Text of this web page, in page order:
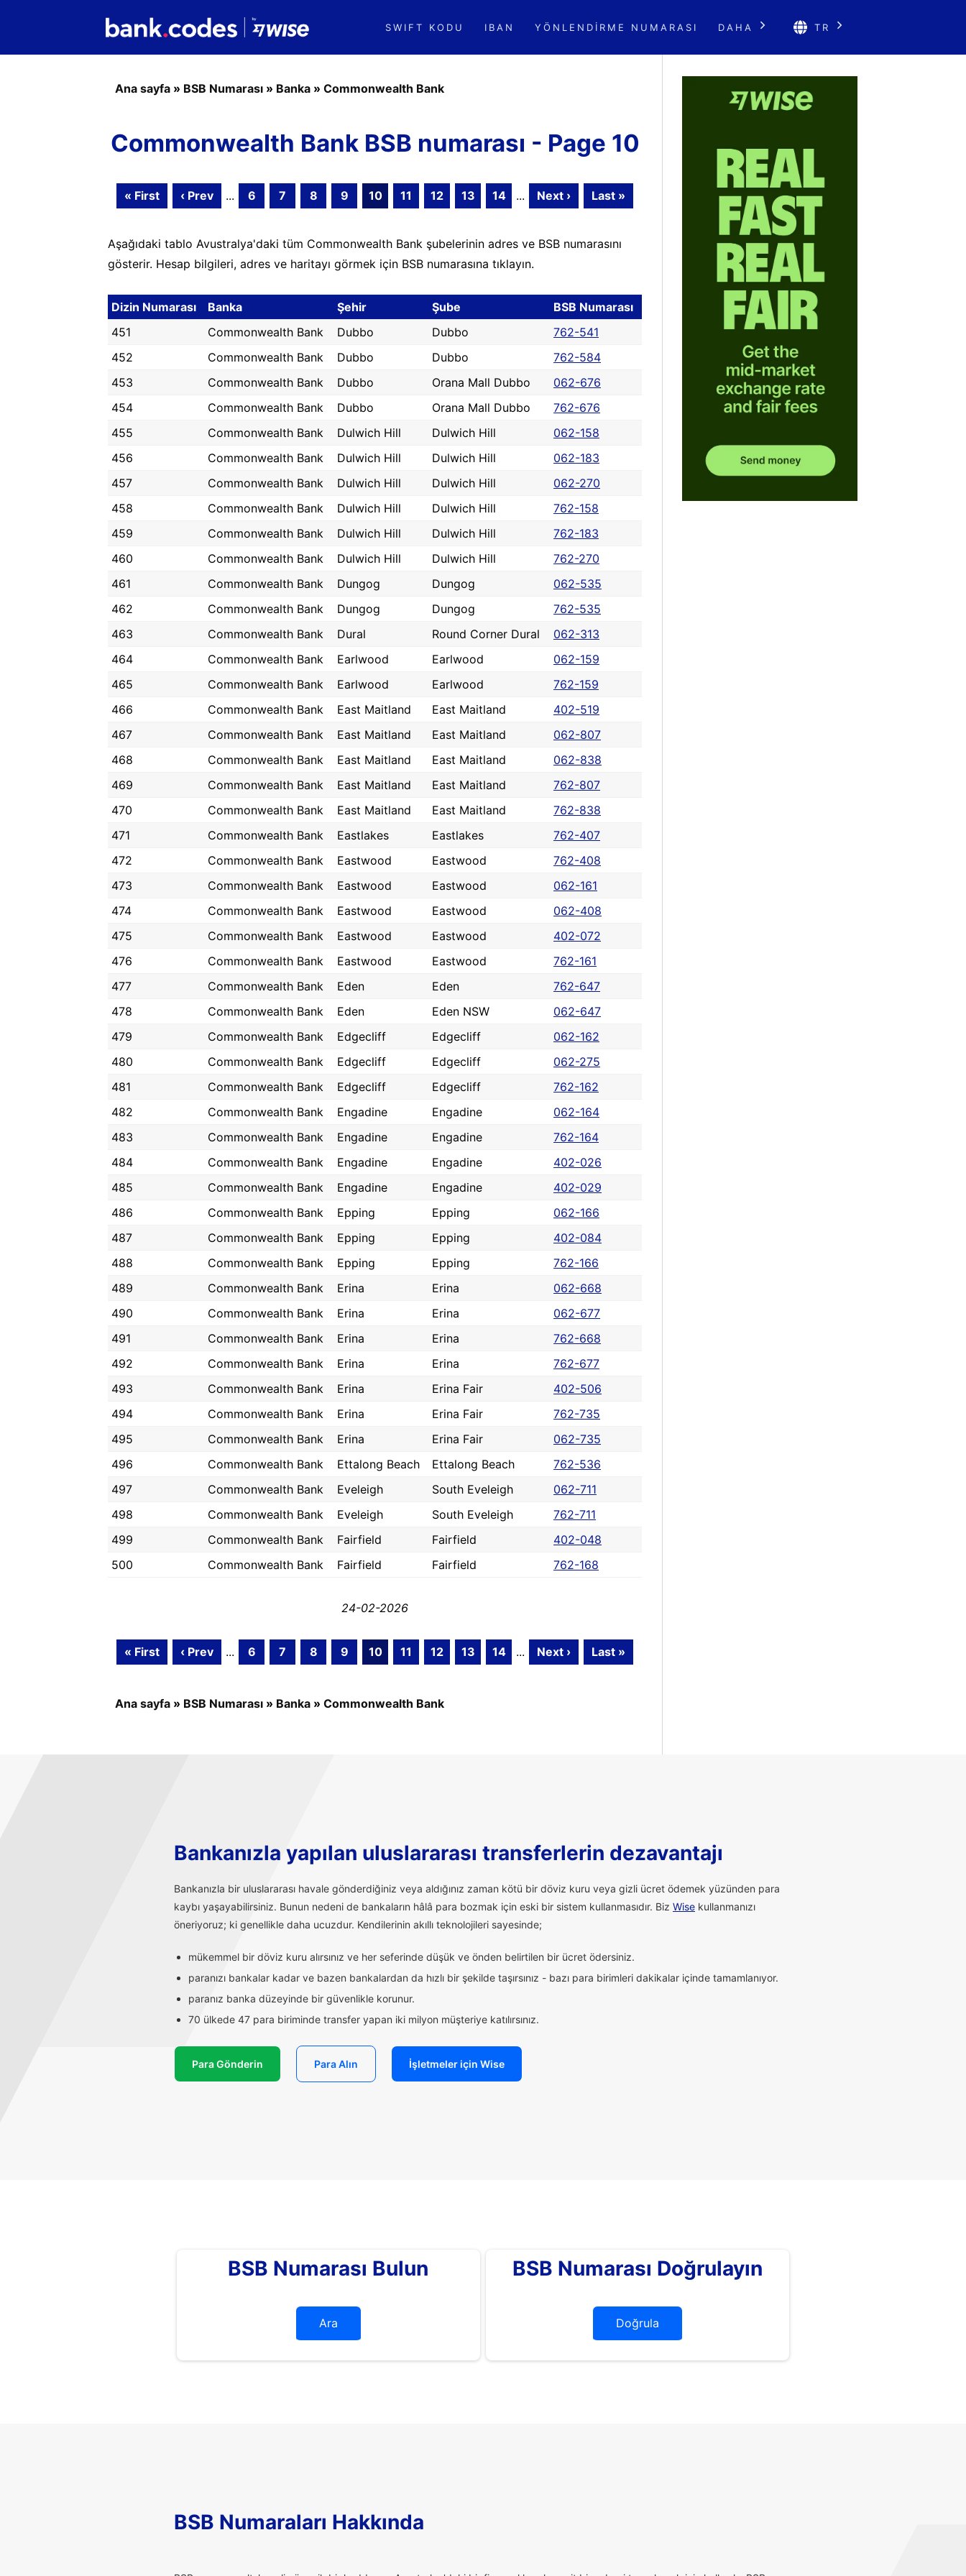
SWIFT KODU IBAN YÖNLENDIRME NUMARASI DAHA TR
Ana sayfa » BSB Numarası » Banka » Commonwealth Bank
Commonwealth Bank BSB numarası - Page 10
« First ‹ Prev ... 6 7 8 9 10 11 12 13 14 ... Next › Last »
Aşağıdaki tablo Avustralya'daki tüm Commonwealth Bank şubelerinin adres ve BSB numarasını
gösterir. Hesap bilgileri, adres ve haritayı görmek için BSB numarasına tıklayın.
Dizin Numarası Banka Şehir Şube
BSB Numarası
451
Commonwealth Bank Dubbo Dubbo
762-541
452
Commonwealth Bank Dubbo Dubbo
762-584
453
Commonwealth Bank Dubbo Orana Mall Dubbo
062-676
454
Commonwealth Bank Dubbo Orana Mall Dubbo
762-676
455
Commonwealth Bank Dulwich Hill Dulwich Hill
062-158
456
Commonwealth Bank Dulwich Hill Dulwich Hill
062-183
457
Commonwealth Bank Dulwich Hill Dulwich Hill
062-270
458
Commonwealth Bank Dulwich Hill Dulwich Hill
762-158
459
Commonwealth Bank Dulwich Hill Dulwich Hill
762-183
460
Commonwealth Bank Dulwich Hill Dulwich Hill
762-270
461
Commonwealth Bank Dungog Dungog
062-535
462
Commonwealth Bank Dungog Dungog
762-535
463
Commonwealth Bank Dural Round Corner Dural
062-313
464
Commonwealth Bank Earlwood Earlwood
062-159
465
Commonwealth Bank Earlwood Earlwood
762-159
466
Commonwealth Bank East Maitland East Maitland
402-519
467
Commonwealth Bank East Maitland East Maitland
062-807
468
Commonwealth Bank East Maitland East Maitland
062-838
469
Commonwealth Bank East Maitland East Maitland
762-807
470
Commonwealth Bank East Maitland East Maitland
762-838
471
Commonwealth Bank Eastlakes Eastlakes
762-407
472
Commonwealth Bank Eastwood Eastwood
762-408
473
Commonwealth Bank Eastwood Eastwood
062-161
474
Commonwealth Bank Eastwood Eastwood
062-408
475
Commonwealth Bank Eastwood Eastwood
402-072
476
Commonwealth Bank Eastwood Eastwood
762-161
477
Commonwealth Bank Eden Eden
762-647
478
Commonwealth Bank Eden Eden NSW
062-647
479
Commonwealth Bank Edgecliff Edgecliff
062-162
480
Commonwealth Bank Edgecliff Edgecliff
062-275
481
Commonwealth Bank Edgecliff Edgecliff
762-162
482
Commonwealth Bank Engadine Engadine
062-164
483
Commonwealth Bank Engadine Engadine
762-164
484
Commonwealth Bank Engadine Engadine
402-026
485
Commonwealth Bank Engadine Engadine
402-029
486
Commonwealth Bank Epping Epping
062-166
487
Commonwealth Bank Epping Epping
402-084
488
Commonwealth Bank Epping Epping
762-166
489
Commonwealth Bank Erina Erina
062-668
490
Commonwealth Bank Erina Erina
062-677
491
Commonwealth Bank Erina Erina
762-668
492
Commonwealth Bank Erina Erina
762-677
493
Commonwealth Bank Erina Erina Fair
402-506
494
Commonwealth Bank Erina Erina Fair
762-735
495
Commonwealth Bank Erina Erina Fair
062-735
496
Commonwealth Bank Ettalong Beach Ettalong Beach
762-536
497
Commonwealth Bank Eveleigh South Eveleigh
062-711
498
Commonwealth Bank Eveleigh South Eveleigh
762-711
499
Commonwealth Bank Fairfield Fairfield
402-048
500
Commonwealth Bank Fairfield Fairfield 762-168
24-02-2026
« First ‹ Prev ... 6 7 8 9 10 11 12 13 14 ... Next › Last »
Ana sayfa » BSB Numarası » Banka » Commonwealth Bank
Bankanızla yapılan uluslararası transferlerin dezavantajı
Bankanızla bir uluslararası havale gönderdiğiniz veya aldığınız zaman kötü bir döviz kuru veya gizli ücret ödemek yüzünden para
kaybı yaşayabilirsiniz. Bunun nedeni de bankaların hâlâ para bozmak için eski bir sistem kullanmasıdır. Biz Wise kullanmanızı
öneriyoruz; ki genellikle daha ucuzdur. Kendilerinin akıllı teknolojileri sayesinde;
mükemmel bir döviz kuru alırsınız ve her seferinde düşük ve önden belirtilen bir ücret ödersiniz.
paranızı bankalar kadar ve bazen bankalardan da hızlı bir şekilde taşırsınız - bazı para birimleri dakikalar içinde tamamlanıyor.
paranız banka düzeyinde bir güvenlikle korunur.
70 ülkede 47 para biriminde transfer yapan iki milyon müşteriye katılırsınız.
Para Gönderin Para Alın İşletmeler için Wise
BSB Numarası Bulun
Ara
BSB Numarası Doğrulayın
Doğrula
BSB Numaraları Hakkında